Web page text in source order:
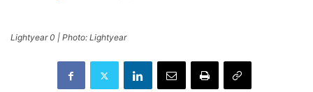
Lightyear 0 | Photo: Lightyear